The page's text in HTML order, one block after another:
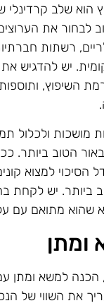
הוא שלב קרדינלי
את הערוצים
רשתות
יש להדגיש
השיפוץ,
מושכות ולכלול
הטוב ביותר.
הסיכוי למצוא
ביותר. יש לקחת
שהוא מתואם עם
למשא ומתן עם
את השווי של